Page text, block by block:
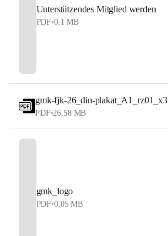
Unterstützendes Mitglied werden
PDF•0,1 MB
gmk-fjk-26_din-plakat_A1_rz01_x3
PDF•26,58 MB
gmk_logo
PDF•0,05 MB